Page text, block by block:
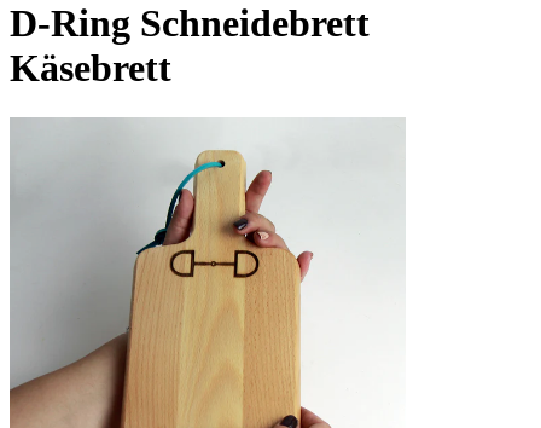
D-Ring Schneidebrett
Käsebrett